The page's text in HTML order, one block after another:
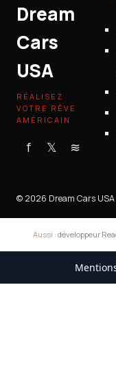
Dream
Cars
USA
RÉALISEZ
VOTRE RÊVE
AMÉRICAIN
f 𝕏 ≋
© 2026 Dream Cars USA
Aussi : développeur